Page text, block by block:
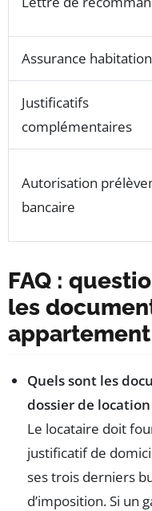
Assurance habitation
Justificatifs
complémentaires
Autorisation
bancaire
FAQ :
les
appartement
Quels sont les
dossier de location
Le locataire doit
justificatif de
ses trois derniers
d’imposition. Si un